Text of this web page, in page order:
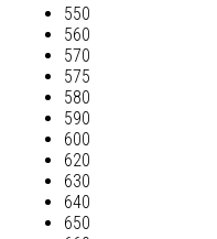
550
560
570
575
580
590
600
620
630
640
650